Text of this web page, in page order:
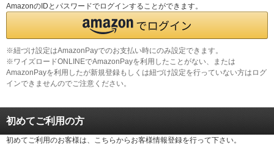
AmazonのIDとパスワードでログインすることができます。
※紐づけ設定はAmazonPayでのお支払い時にのみ設定できます。
※ワイズロードONLINEでAmazonPayを利用したことがない、または
AmazonPayを利用したが新規登録もしくは紐づけ設定を行っていない方はログ
インできませんのでご注意ください。
初めてご利用の方
初めてご利用のお客様は、こちらからお客様情報登録を行って下さい。